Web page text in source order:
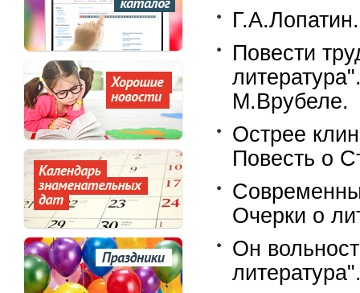
Повести
М.Врубеле.
Острее
Повесть о
Очерки о
Он